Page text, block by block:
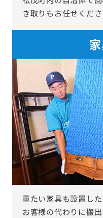
き取りもお任せくださ
重たい家具も設置し
お客様の代わりに搬出